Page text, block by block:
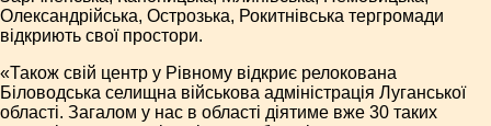
Олександрійська, Острозька, Рокитнівська тергромади
відкриють свої простори.
«Також свій центр у Рівному відкриє релокована
Біловодська селищна військова адміністрація Луганської
області. Загалом у нас в області діятиме вже 30 таких